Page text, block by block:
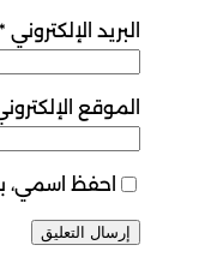
البريد الإلكتروني *
الموقع
احفظ اسمي،